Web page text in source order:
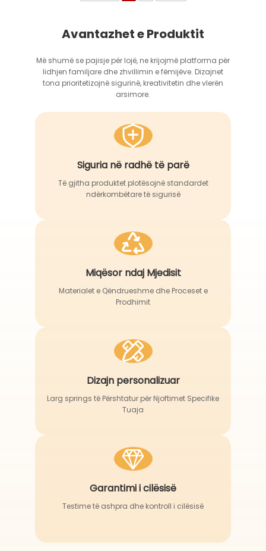
Avantazhet e Produktit
Më shumë se pajisje për lojë, ne krijojmë platforma për
lidhjen familjare dhe zhvillimin e fëmijëve. Dizajnet
tona prioritetizojnë sigurinë, kreativitetin dhe vlerën
arsimore.
Siguria në radhë të parë
Të gjitha produktet plotësojnë standardet
ndërkombëtare të sigurisë
Miqësor ndaj Mjedisit
Materialet e Qëndrueshme dhe Proceset e
Prodhimit
Dizajn personalizuar
Larg springs të Përshtatur për Njoftimet Specifike
Tuaja
Garantimi i cilësisë
Testime të ashpra dhe kontroll i cilësisë